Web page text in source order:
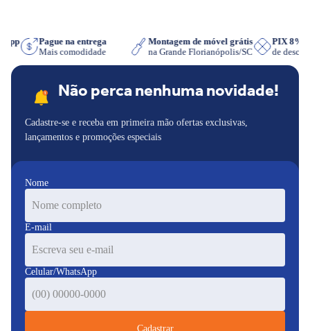
Pague na entrega
Mais comodidade
Montagem de móvel grátis
na Grande Florianópolis/SC
PIX 8%
de
Não perca nenhuma novidade!
Cadastre-se e receba em primeira mão ofertas exclusivas,
lançamentos e promoções especiais
Nome
E-mail
Celular/WhatsApp
Cadastrar